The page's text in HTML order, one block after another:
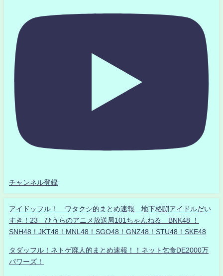
チャンネル登録
アイドッフル！ ワタクシ的まとめ速報 地下格闘アイドルだい
すき！23 ひうらのアニメ放送局101ちゃんねる BNK48 ！
SNH48！JKT48！MNL48！SGO48！GNZ48！STU48！SKE48
タダッフル！ネトゲ廃人的まとめ速報！！ネット乞食DE2000万
パワーズ！